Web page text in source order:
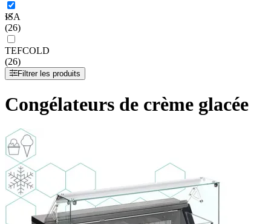
ISA
(26)
TEFCOLD
(26)
Filtrer les produits
Congélateurs de crème glacée